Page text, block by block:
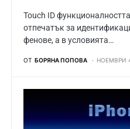
Touch ID
отпечатък за
фенове, а в условията…
ОТ БОРЯНА ПОПОВА НОЕМВРИ